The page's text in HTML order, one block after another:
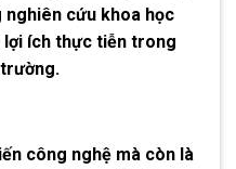
cứu khoa học
lợi ích thực tiễn trong
công nghệ mà còn là